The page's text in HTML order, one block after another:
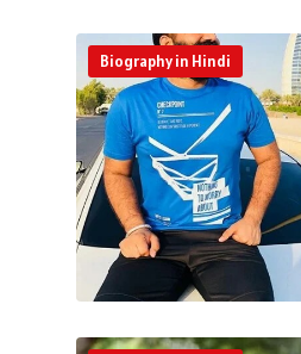
Biography in Hindi